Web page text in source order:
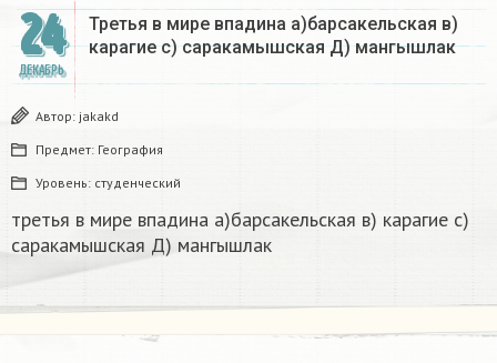
24
ДЕКАБРЬ
Третья в мире впадина а)барсакельская в)
карагие с) саракамышская Д) мангышлак​
Автор: jakakd
Предмет: География
Уровень: студенческий
третья в мире впадина а)барсакельская в) карагие с)
саракамышская Д) мангышлак​